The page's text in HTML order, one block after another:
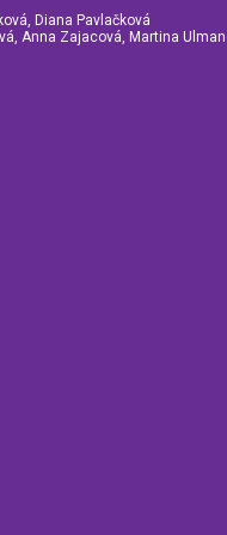
Diana Pavlačková
Anna Zajacová, Martina